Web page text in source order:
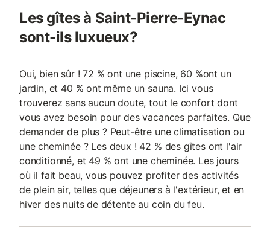
Les gîtes à Saint-Pierre-Eynac
sont-ils luxueux?
Oui, bien sûr ! 72 % ont une piscine, 60 %ont un
jardin, et 40 % ont même un sauna. Ici vous
trouverez sans aucun doute, tout le confort dont
vous avez besoin pour des vacances parfaites. Que
demander de plus ? Peut-être une climatisation ou
une cheminée ? Les deux ! 42 % des gîtes ont l'air
conditionné, et 49 % ont une cheminée. Les jours
où il fait beau, vous pouvez profiter des activités
de plein air, telles que déjeuners à l'extérieur, et en
hiver des nuits de détente au coin du feu.